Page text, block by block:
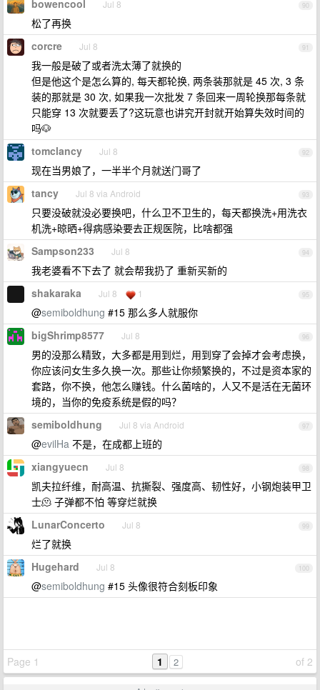
90
bowencool Jul 8
松了再换
91
corcre Jul 8
我一般是破了或者洗太薄了就换的
但是他这个是怎么算的, 每天都轮换, 两条装那就是 45 次, 3 条
装的那就是 30 次, 如果我一次批发 7 条回来一周轮换那每条就
只能穿 13 次就要丢了?这玩意也讲究开封就开始算失效时间的
吗🐶
92
tomclancy Jul 8
现在当男娘了，一半半个月就送门哥了
93
tancy Jul 8 via Android
只要没破就没必要换吧，什么卫不卫生的，每天都换洗+用洗衣
机洗+晾晒+得病感染要去正规医院，比啥都强
94
Sampson233 Jul 8
我老婆看不下去了 就会帮我扔了 重新买新的
95
shakaraka Jul 8 1
@semiboldhung #15 那么多人就服你
96
bigShrimp8577 Jul 8
男的没那么精致，大多都是用到烂，用到穿了会掉才会考虑换，
你应该问女生多久换一次。那些让你频繁换的，不过是资本家的
套路，你不换，他怎么赚钱。什么菌啥的，人又不是活在无菌环
境的，当你的免疫系统是假的吗？
97
semiboldhung Jul 8 via Android
@evilHa 不是，在成都上班的
98
xiangyuecn Jul 8
凯夫拉纤维，耐高温、抗撕裂、强度高、韧性好，小钢炮装甲卫
士🫠 子弹都不怕 等穿烂就换
99
LunarConcerto Jul 8
烂了就换
100
Hugehard Jul 8
@semiboldhung #15 头像很符合刻板印象
Page 1 of 2
1 2